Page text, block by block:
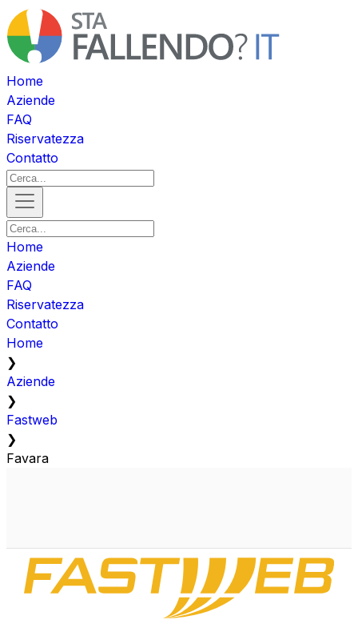
Home
Aziende
FAQ
Riservatezza
Contatto
Home
Aziende
FAQ
Riservatezza
Contatto
Home
❯
Aziende
❯
Fastweb
❯
Favara